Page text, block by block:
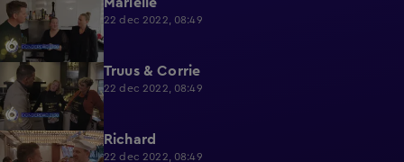
0:57
22 dec 2022, 08:49
1:00 Truus & Corrie
22 dec 2022, 08:49
0:59 Richard
22 dec 2022, 08:49